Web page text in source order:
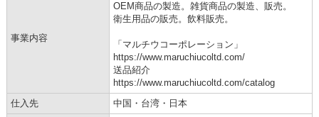
事業内容
OEM商品の製造。雑貨商品の製造、販売。
衛生用品の販売。飲料販売。
「マルチウコーポレーション」
https://www.maruchiucoltd.com/
送品紹介
https://www.maruchiucoltd.com/catalog
仕入先
中国・台湾・日本